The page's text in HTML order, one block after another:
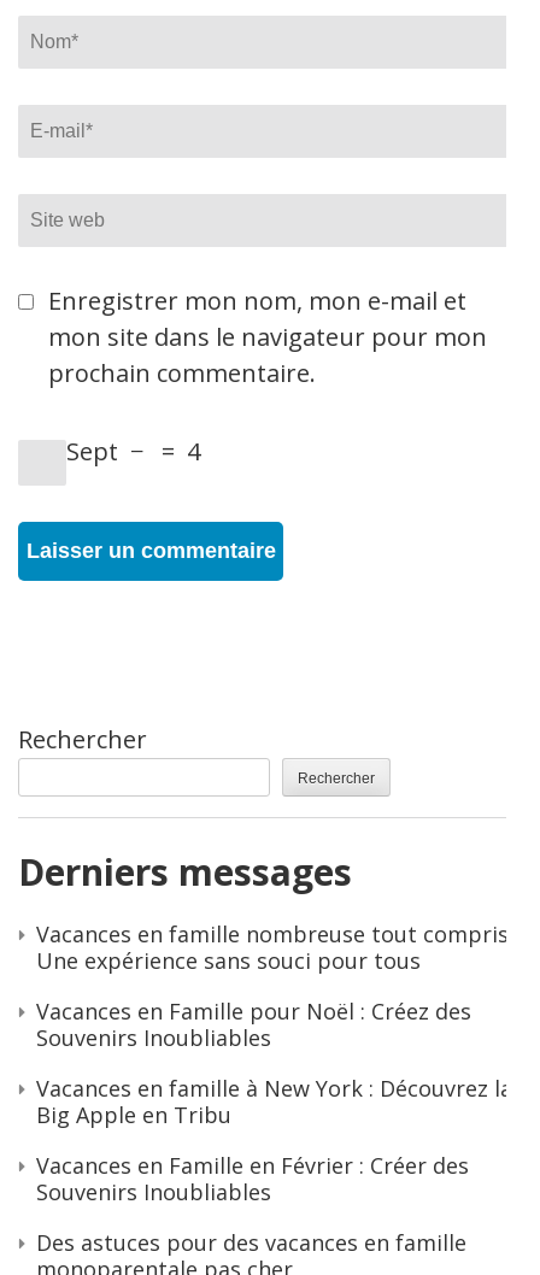
Name
Email*
Site
web
Enregistrer mon nom, mon e-mail et
mon site dans le navigateur pour mon
prochain commentaire.
Sept − = 4
Rechercher
Rechercher
Derniers messages
Vacances en famille nombreuse tout compris :
Une expérience sans souci pour tous
Vacances en Famille pour Noël : Créez des
Souvenirs Inoubliables
Vacances en famille à New York : Découvrez la
Big Apple en Tribu
Vacances en Famille en Février : Créer des
Souvenirs Inoubliables
Des astuces pour des vacances en famille
monoparentale pas cher